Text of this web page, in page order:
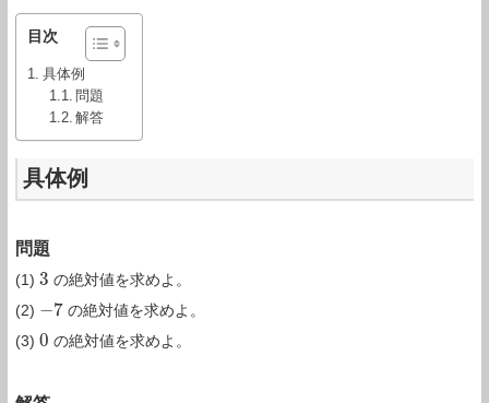
目次
具体例
問題
解答
具体例
問題
(1) 3
3 の絶対値を求めよ。
(2) −7
−7
の絶対値を求めよ。
(3) 0
0 の絶対値を求めよ。